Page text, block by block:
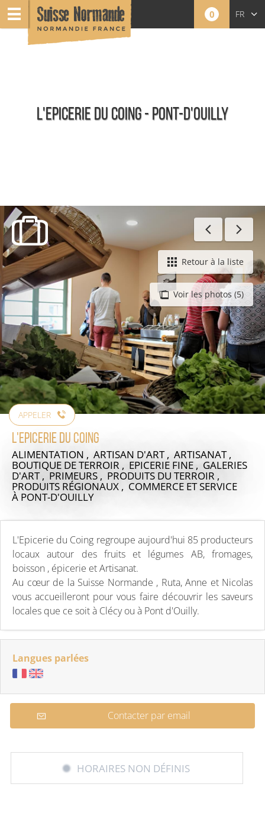
0 FR
L'EPICERIE DU COING - PONT-D'OUILLY
Toute l'offre
Voir les photos (5)
Retour à la liste
APPELER
L'Epicerie du Coing
ALIMENTATION , ARTISAN D'ART , ARTISANAT ,
BOUTIQUE DE TERROIR , EPICERIE FINE , GALERIES
D'ART , PRIMEURS , PRODUITS DU TERROIR ,
PRODUITS RÉGIONAUX , COMMERCE ET SERVICE
À PONT-D'OUILLY
L'Epicerie du Coing regroupe aujourd'hui 85 producteurs
locaux autour des fruits et légumes AB, fromages,
boisson , épicerie et Artisanat.
Au cœur de la Suisse Normande , Ruta, Anne et Nicolas
vous accueilleront pour vous faire découvrir les saveurs
locales que ce soit à Clécy ou à Pont d'Ouilly.
Langues parlées
Contacter par email
HORAIRES NON DÉFINIS